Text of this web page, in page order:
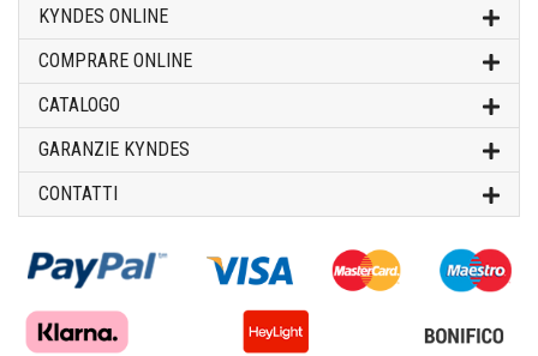
KYNDES ONLINE
COMPRARE ONLINE
CATALOGO
GARANZIE KYNDES
CONTATTI